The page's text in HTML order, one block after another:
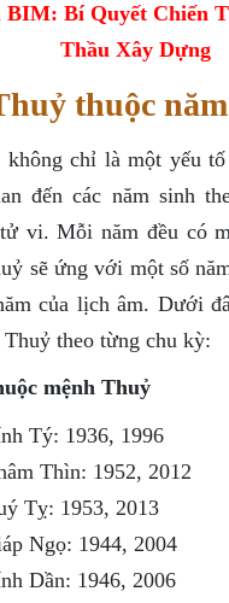
BIM: Bí Quyết Chiến
Thầu Xây Dựng
thuộc
không chỉ là một yếu
đến các năm sinh
vi. Mỗi năm đều có
sẽ ứng với một số
của lịch âm. Dưới
Thuỷ theo từng chu kỳ:
mệnh Thuỷ
Tý: 1936, 1996
Thìn: 1952, 2012
Tỵ: 1953, 2013
Ngọ: 1944, 2004
Dần: 1946, 2006